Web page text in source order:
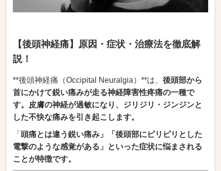
【後頭神経痛】原因・症状・治療法を徹底解
説！
**後頭神経痛（Occipital Neuralgia）**は、後頭部から
首にかけて鋭い痛みが走る神経障害性疼痛の一種で
す。皮膚の神経が過敏になり、ジリジリ・ジンジンと
した不快な痛みを引き起こします。
「頭痛とは違う鋭い痛み」「後頭部にピリピリとした
電撃のような感覚がある」といった症状に悩まされる
ことが特徴です。